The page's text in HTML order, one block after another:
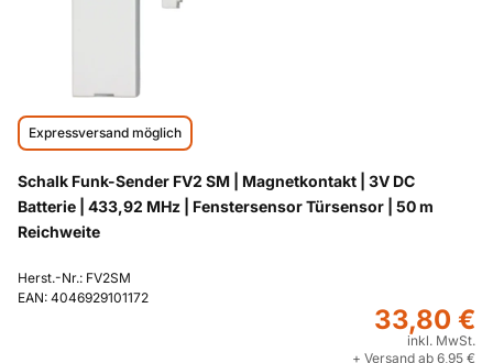
Expressversand möglich
Schalk Funk-Sender FV2 SM | Magnetkontakt | 3V DC
Batterie | 433,92 MHz | Fenstersensor Türsensor | 50 m
Reichweite
Herst.-Nr.: FV2SM
EAN: 4046929101172
33,80 €
inkl. MwSt.
+ Versand ab 6,95 €